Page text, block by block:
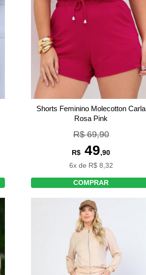
Shorts Feminino Molecotton Carla
Rosa Pink
R$ 69,90
R$ 49,90
6x de R$ 8,32
COMPRAR